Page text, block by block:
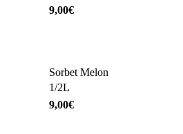
9,00€
Sorbet Melon
1/2L
9,00€